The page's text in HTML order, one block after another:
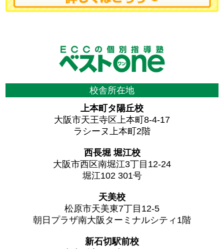
校舎所在地
上本町タ陽丘校
大阪市天王寺区上本町8-4-17
ラシーヌ上本町2階
西長堀 堀江校
大阪市西区南堀江3丁目12-24
堀江102 301号
天美校
松原市天美東7丁目12-5
朝日プラザ南大阪ターミナルシティ1階
新石切駅前校